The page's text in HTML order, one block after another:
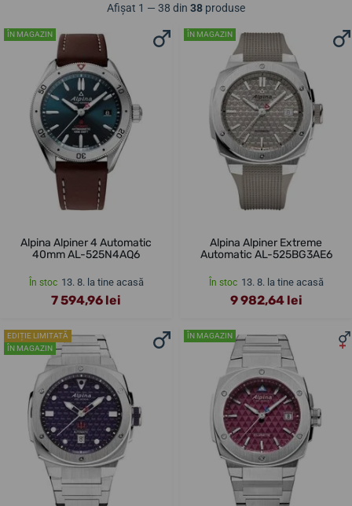
Afișat 1 — 38 din 38 produse
ÎN MAGAZIN
Alpina Alpiner 4 Automatic
40mm AL-525N4AQ6
În stoc 13. 8. la tine acasă
7 594,96 lei
ÎN MAGAZIN
Alpina Alpiner Extreme
Automatic AL-525BG3AE6
În stoc 13. 8. la tine acasă
9 982,64 lei
EDIȚIE LIMITATĂ
ÎN MAGAZIN
ÎN MAGAZIN